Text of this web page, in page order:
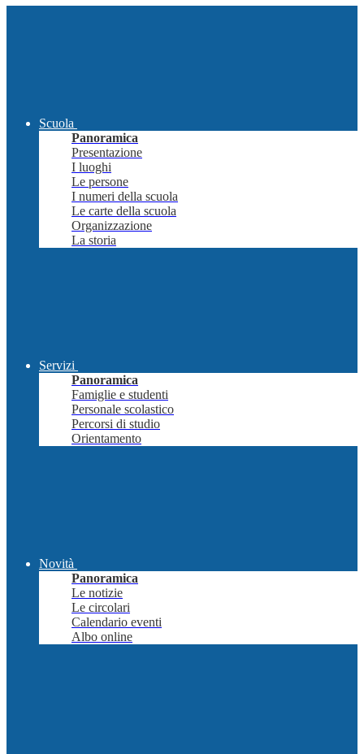
Scuola
Panoramica
Presentazione
I luoghi
Le persone
I numeri della scuola
Le carte della scuola
Organizzazione
La storia
Servizi
Panoramica
Famiglie e studenti
Personale scolastico
Percorsi di studio
Orientamento
Novità
Panoramica
Le notizie
Le circolari
Calendario eventi
Albo online